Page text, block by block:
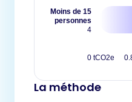
Moins de 15
personnes
4
0 tCO2e
La méthode